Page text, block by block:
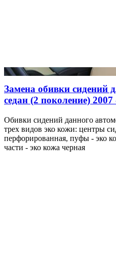
Замена обивки сидений
седан (2 поколение) 2007
Обивки сидений данного
трех видов эко кожи: центры
перфорированная, пуфы - эко
части - эко кожа черная